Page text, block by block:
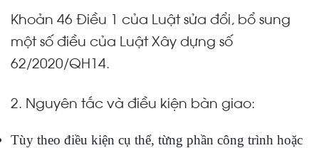
Khoản 46 Điều 1 của Luật sửa đổi, bổ sung
một số điều của Luật Xây dựng số
62/2020/QH14.
2. Nguyên tắc và điều kiện bàn giao:
Tùy theo điều kiện cụ thể, từng phần công trình hoặc